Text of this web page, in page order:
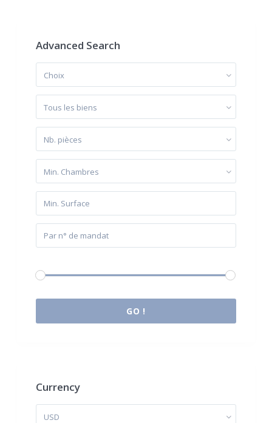
Advanced Search
Choix
Tous les biens
Nb. pièces
Min. Chambres
GO !
Currency
USD